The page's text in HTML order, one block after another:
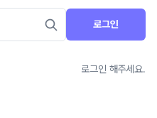
로그인
로그인 해주세요.